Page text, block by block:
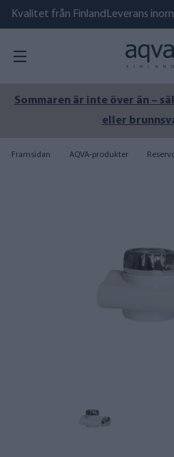
Kvalitet från Finland Leverans
AQVA BOTTLE filtrerande
lager!
Framsidan AQVA-produkter